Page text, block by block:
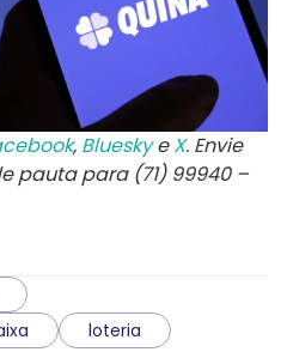
, BlueskyeX. Envie
pauta para (71) 99940 –
loteria